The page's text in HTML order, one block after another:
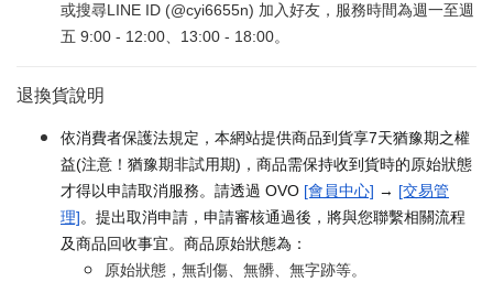
或搜尋LINE ID (@cyi6655n) 加入好友，服務時間為週一至週
五 9:00 - 12:00、13:00 - 18:00。
退換貨說明
依消費者保護法規定，本網站提供商品到貨享7天猶豫期之權
益(注意！猶豫期非試用期)，商品需保持收到貨時的原始狀態
才得以申請取消服務。請透過 OVO [會員中心] → [交易管
理]。提出取消申請，申請審核通過後，將與您聯繫相關流程
及商品回收事宜。商品原始狀態為：
原始狀態，無刮傷、無髒、無字跡等。